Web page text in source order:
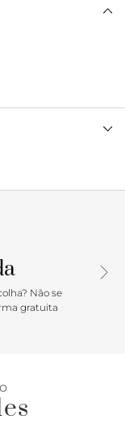
e
mão e não possui
Não se
gratuita